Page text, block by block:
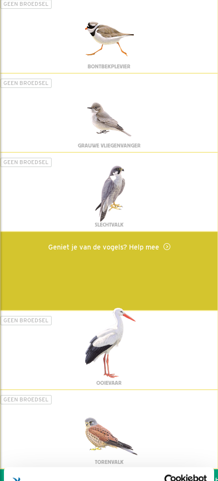
GEEN BROEDSEL
BONTBEKPLEVIER
GEEN BROEDSEL
GRAUWE VLIEGENVANGER
GEEN BROEDSEL
SLECHTVALK
Geniet je van de vogels? Help mee
GEEN BROEDSEL
OOIEVAAR
GEEN BROEDSEL
TORENVALK